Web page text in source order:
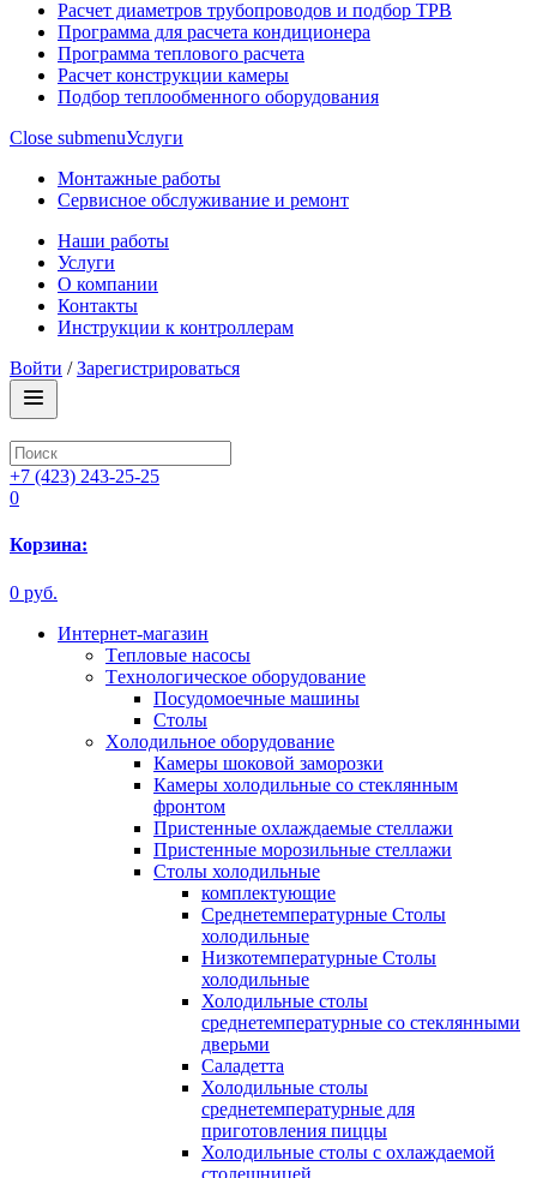
Расчет диаметров трубопроводов и подбор ТРВ
Программа для расчета кондиционера
Программа теплового расчета
Расчет конструкции камеры
Подбор теплообменного оборудования
Close submenuУслуги
Монтажные работы
Сервисное обслуживание и ремонт
Наши работы
Услуги
О компании
Контакты
Инструкции к контроллерам
Войти /Зарегистрироваться
+7 (423) 243-25-25
0
Корзина:
0 руб.
Интернет-магазин
Tепловые насосы
Tехнологическое оборудование
Посудомоечные машины
Столы
Xолодильное оборудование
Камеры шоковой заморозки
Камеры холодильные со стеклянным
фронтом
Пристенные охлаждаемые стеллажи
Пристенные морозильные стеллажи
Столы холодильные
комплектующие
Среднетемпературные Столы
холодильные
Низкотемпературные Столы
холодильные
Холодильные столы
среднетемпературные со стеклянными
дверьми
Саладетта
Холодильные столы
среднетемпературные для
приготовления пиццы
Холодильные столы с охлаждаемой
столешницей